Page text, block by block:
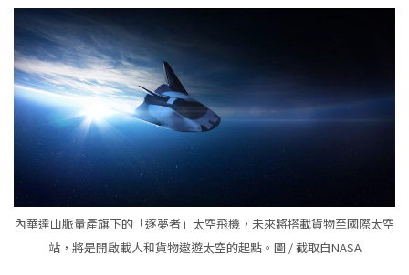
內華達山脈量產旗下的「逐夢者」太空飛機，未來將搭載貨物至國際太空
站，將是開啟載人和貨物遨遊太空的起點。圖 / 截取自NASA